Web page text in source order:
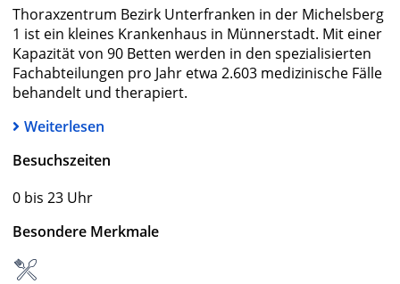
Thoraxzentrum Bezirk Unterfranken in der Michelsberg
1 ist ein kleines Krankenhaus in Münnerstadt. Mit einer
Kapazität von 90 Betten werden in den spezialisierten
Fachabteilungen pro Jahr etwa 2.603 medizinische Fälle
behandelt und therapiert.
Weiterlesen
Besuchszeiten
0 bis 23 Uhr
Besondere Merkmale